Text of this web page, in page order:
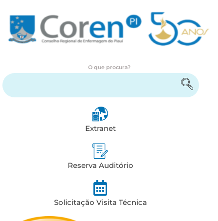
O que procura?
Extranet
Reserva Auditório
Solicitação Visita Técnica